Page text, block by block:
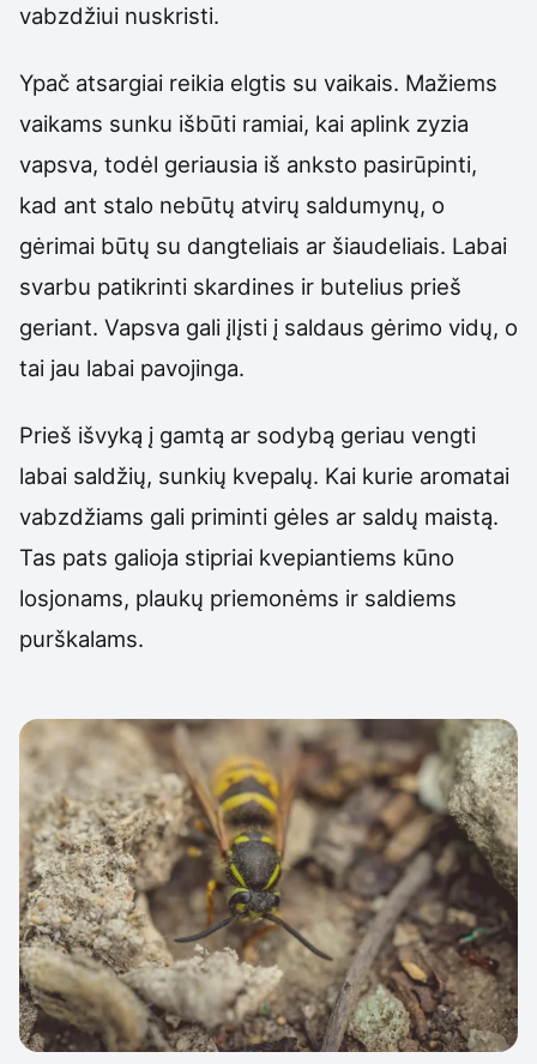
vabzdžiui nuskristi.
Ypač atsargiai reikia elgtis su vaikais. Mažiems
vaikams sunku išbūti ramiai, kai aplink zyzia
vapsva, todėl geriausia iš anksto pasirūpinti,
kad ant stalo nebūtų atvirų saldumynų, o
gėrimai būtų su dangteliais ar šiaudeliais. Labai
svarbu patikrinti skardines ir butelius prieš
geriant. Vapsva gali įlįsti į saldaus gėrimo vidų, o
tai jau labai pavojinga.
Prieš išvyką į gamtą ar sodybą geriau vengti
labai saldžių, sunkių kvepalų. Kai kurie aromatai
vabzdžiams gali priminti gėles ar saldų maistą.
Tas pats galioja stipriai kvepiantiems kūno
losjonams, plaukų priemonėms ir saldiems
purškalams.